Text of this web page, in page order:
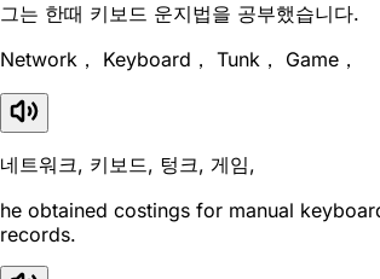
그는 한때 키보드 운지법을 공부했습니다.
Network， Keyboard， Tunk， Game，
네트워크, 키보드, 텅크, 게임,
he obtained costings for manual
records.